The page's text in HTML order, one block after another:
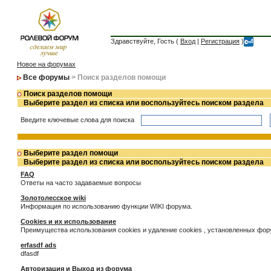
Здравствуйте, Гость ( Вход | Регистрация )
Новое на форумах
Все форумы > Поиск разделов помощи
Поиск разделов помощи
Выберите раздел из списка или воспользуйтесь поиском раздела
Введите ключевые слова для поиска
Выберите раздел помощи
Выберите раздел из списка или воспользуйтесь поиском раздела
FAQ
Ответы на часто задаваемые вопросы
Золотолесское wiki
Информация по использованию функции WIKI форума.
Cookies и их использование
Преимущества использования cookies и удаление cookies , установленных
erfasdf ads
dfasdf
Авторизация и Выход из форума